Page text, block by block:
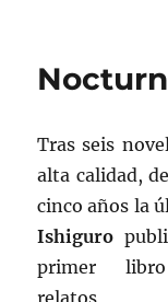
Tras seis
alta calidad,
cinco años la
Ishiguro
primer